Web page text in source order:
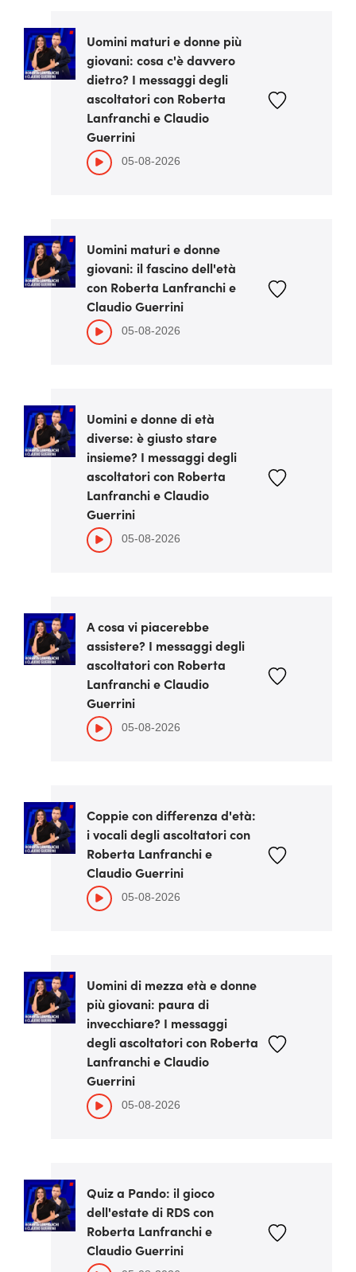
Uomini maturi e donne più
giovani: cosa c'è davvero
dietro? I messaggi degli
ascoltatori con Roberta
Lanfranchi e Claudio
Guerrini
05-08-2026
Uomini maturi e donne
giovani: il fascino dell'età
con Roberta Lanfranchi e
Claudio Guerrini
05-08-2026
Uomini e donne di età
diverse: è giusto stare
insieme? I messaggi degli
ascoltatori con Roberta
Lanfranchi e Claudio
Guerrini
05-08-2026
A cosa vi piacerebbe
assistere? I messaggi degli
ascoltatori con Roberta
Lanfranchi e Claudio
Guerrini
05-08-2026
Coppie con differenza d'età:
i vocali degli ascoltatori con
Roberta Lanfranchi e
Claudio Guerrini
05-08-2026
Uomini di mezza età e donne
più giovani: paura di
invecchiare? I messaggi
degli ascoltatori con Roberta
Lanfranchi e Claudio
Guerrini
05-08-2026
Quiz a Pando: il gioco
dell'estate di RDS con
Roberta Lanfranchi e
Claudio Guerrini